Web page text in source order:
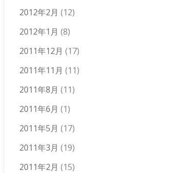
2012年2月 (12)
2012年1月 (8)
2011年12月 (17)
2011年11月 (11)
2011年8月 (11)
2011年6月 (1)
2011年5月 (17)
2011年3月 (19)
2011年2月 (15)